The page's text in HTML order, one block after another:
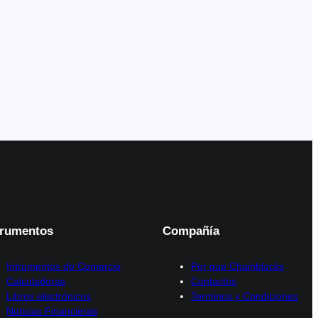
Intrumentos de Comercio
Calculadoras
Libros electrónicos
Noticias Financieras
Compañía
Por que Chainblocks
Contactos
Terminos y Condiciones